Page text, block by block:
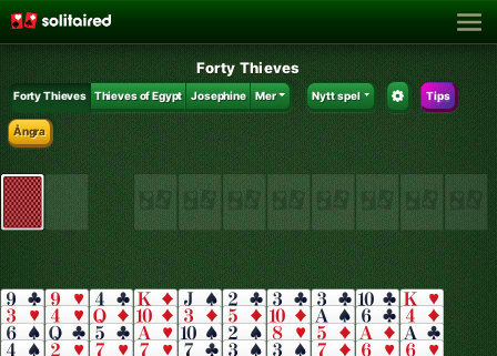
Forty Thieves
Forty Thieves Thieves of Egypt Josephine Mer Nytt spel Tips
Ångra